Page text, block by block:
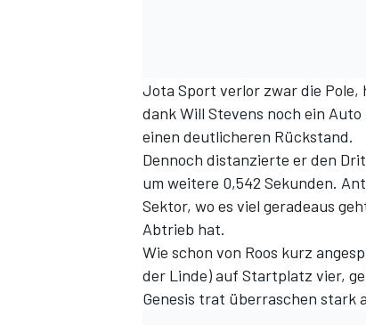
Jota Sport verlor zwar die Pole,
dank Will Stevens noch ein
einen deutlicheren Rückstand.
Dennoch distanzierte er den
um weitere 0,542 Sekunden.
Sektor, wo es viel geradeaus
Abtrieb hat.
Wie schon von Roos kurz
der Linde) auf Startplatz vier,
Genesis trat überraschen stark